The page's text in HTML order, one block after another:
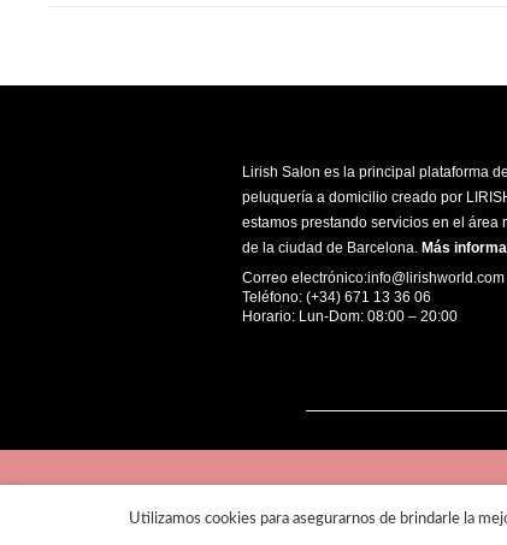
Lirish Salon es la principal plataforma
peluquería a domicilio creado por
estamos prestando servicios en el área
de la ciudad de Barcelona. Más
Correo electrónico:info@lirishworld.com
Teléfono: (+34) 671 13 36 06
Horario: Lun-Dom: 08:00 – 20:00
Utilizamos cookies para asegurarnos de brindarle la